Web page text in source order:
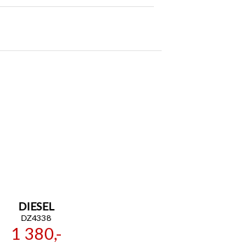
DIESEL
DZ4338
1 380,-